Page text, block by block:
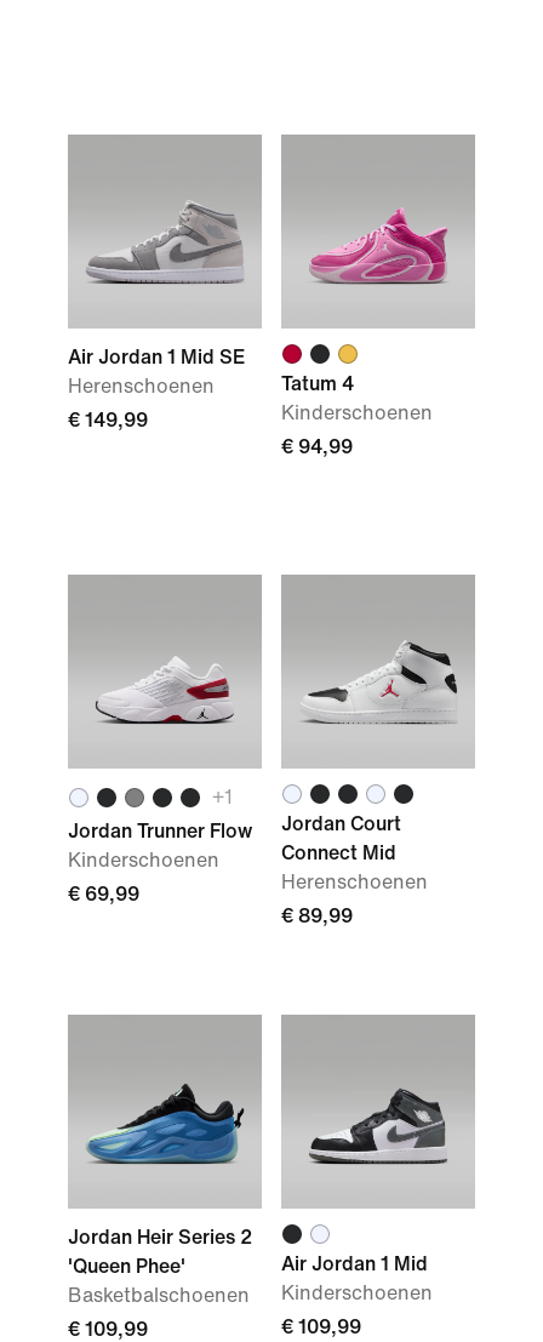
Air Jordan 1 Mid SE
Herenschoenen
€ 149,99
Tatum 4
Kinderschoenen
€ 94,99
+1
Jordan Trunner Flow
Kinderschoenen
€ 69,99
Jordan Court
Connect Mid
Herenschoenen
€ 89,99
Jordan Heir Series 2
'Queen Phee'
Basketbalschoenen
€ 109,99
Air Jordan 1 Mid
Kinderschoenen
€ 109,99